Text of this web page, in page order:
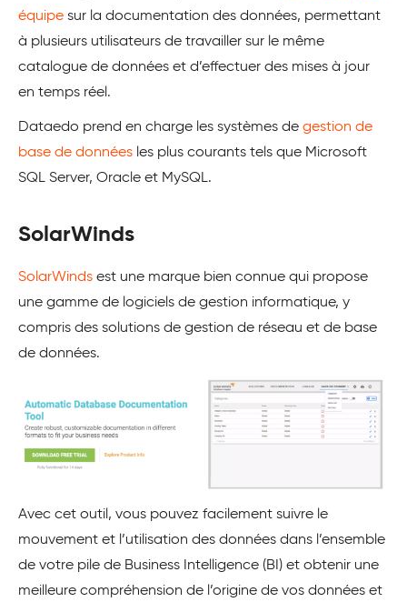
équipe sur la documentation des données, permettant
à plusieurs utilisateurs de travailler sur le même
catalogue de données et d’effectuer des mises à jour
en temps réel.
Dataedo prend en charge les systèmes de gestion de
base de données les plus courants tels que Microsoft
SQL Server, Oracle et MySQL.
SolarWinds
SolarWinds est une marque bien connue qui propose
une gamme de logiciels de gestion informatique, y
compris des solutions de gestion de réseau et de base
de données.
Avec cet outil, vous pouvez facilement suivre le
mouvement et l’utilisation des données dans l’ensemble
de votre pile de Business Intelligence (BI) et obtenir une
meilleure compréhension de l’origine de vos données et